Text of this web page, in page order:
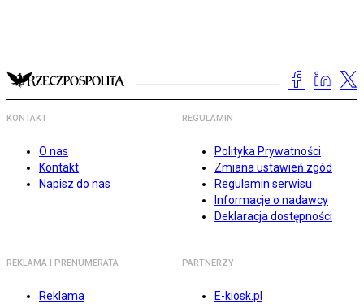
KONTAKT
O nas
Kontakt
Napisz do nas
REGULAMIN
Polityka Prywatności
Zmiana ustawień zgód
Regulamin serwisu
Informacje o nadawcy
Deklaracja dostępności
REKLAMA I PRENUMERATA
Reklama
PARTNERZY
E-kiosk.pl